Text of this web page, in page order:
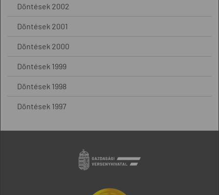
Döntések 2002
Döntések 2001
Döntések 2000
Döntések 1999
Döntések 1998
Döntések 1997